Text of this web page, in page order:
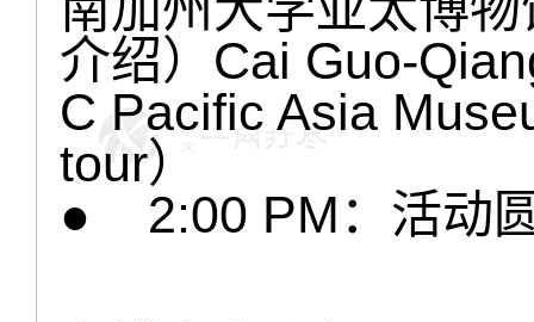
介绍）Cai Guo-
C Pacific Asia
tour）
● 2:00 PM：活动